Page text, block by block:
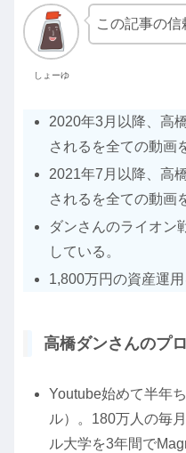
しょーゆ
この記事の信
2020年3月以降、高
されるを全ての動画
2021年7月以降、高
されるを全ての動画
ダンさんのライオン
している。
1,800万円の資産運
高橋ダンさんのプ
Youtube始めて半年
ル）。180万人の毎
ル大学を3年間で